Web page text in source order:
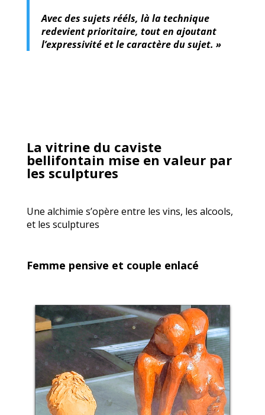
Avec des sujets rééls, là la technique
redevient prioritaire, tout en ajoutant
l’expressivité et le caractère du sujet. »
La vitrine du caviste
bellifontain mise en valeur par
les sculptures
Une alchimie s’opère entre les vins, les alcools,
et les sculptures
Femme pensive et couple enlacé